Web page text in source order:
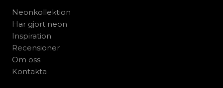
Neonkollektion
Har gjort neon
Inspiration
Recensioner
Om oss
Kontakta